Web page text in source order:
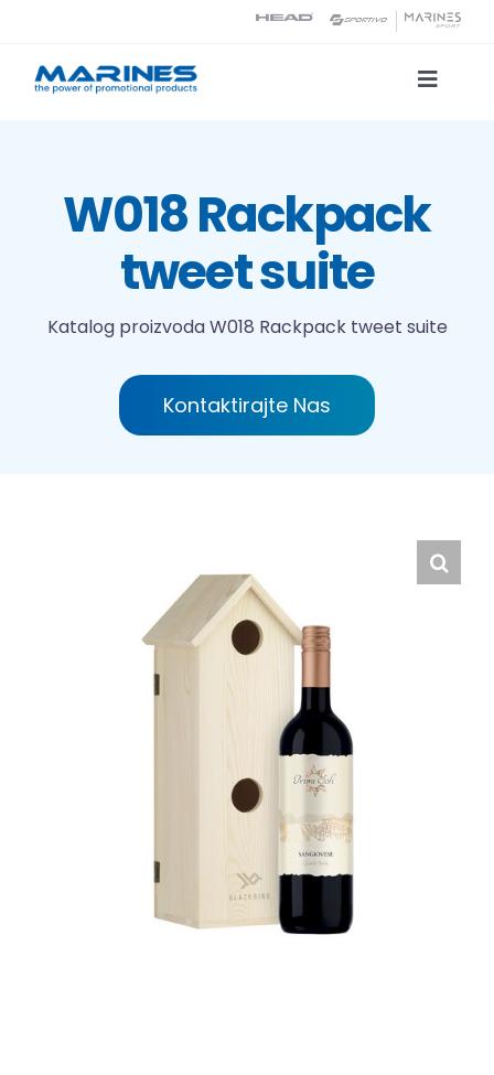
content
Toggle
Tehnologije tiska
W018 Rackpack
tweet suite
Katalog proizvodaW018 Rackpack tweet suite
Kontaktirajte Nas